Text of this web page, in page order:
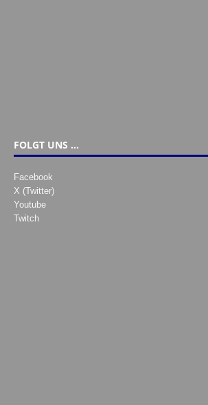
FOLGT UNS …
Facebook
X (Twitter)
Youtube
Twitch